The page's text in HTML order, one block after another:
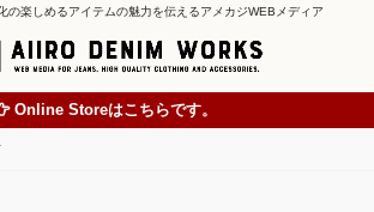
の楽しめるアイテムの魅力を伝えるアメカジWEBメディア
Online Storeはこちらです。